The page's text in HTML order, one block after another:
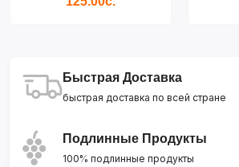
Быстрая Доставка
быстрая доставка по всей стране
Подлинные Продукты
100% подлинные продукты